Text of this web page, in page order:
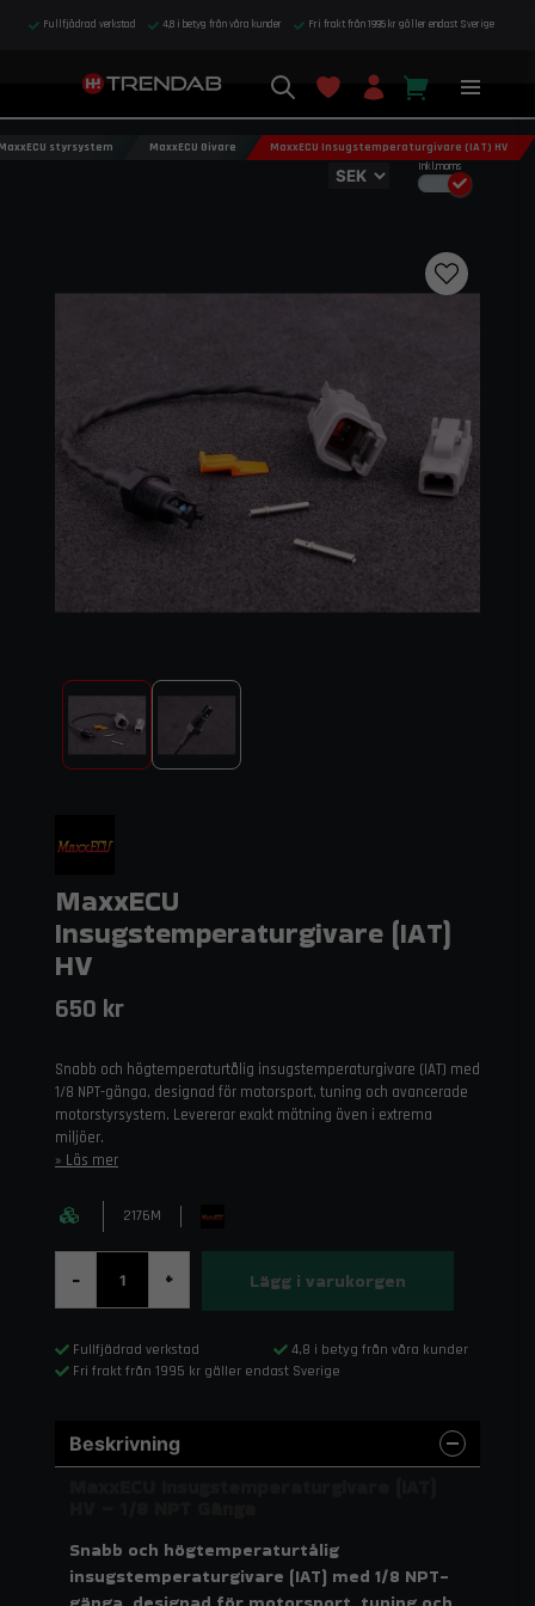
Fullfjädrad verkstad 4,8 i betyg från våra kunder Fri frakt från 1995 kr gäller endast Sverige
Inkl.moms
styrsystem MaxxECU Givare MaxxECU Insugstemperaturgivare (IAT) HV
MaxxECU
Insugstemperaturgivare (IAT)
HV
650 kr
Snabb och högtemperaturtålig insugstemperaturgivare (IAT) med
1/8 NPT-gänga, designad för motorsport, tuning och avancerade
motorstyrsystem. Levererar exakt mätning även i extrema
miljöer.
Läs mer
2176M
- + Lägg i varukorgen
Fullfjädrad verkstad
4,8 i betyg från våra kunder
Fri frakt från 1995 kr gäller endast Sverige
Beskrivning
Snabb och högtemperaturtålig
insugstemperaturgivare (IAT) med 1/8 NPT-